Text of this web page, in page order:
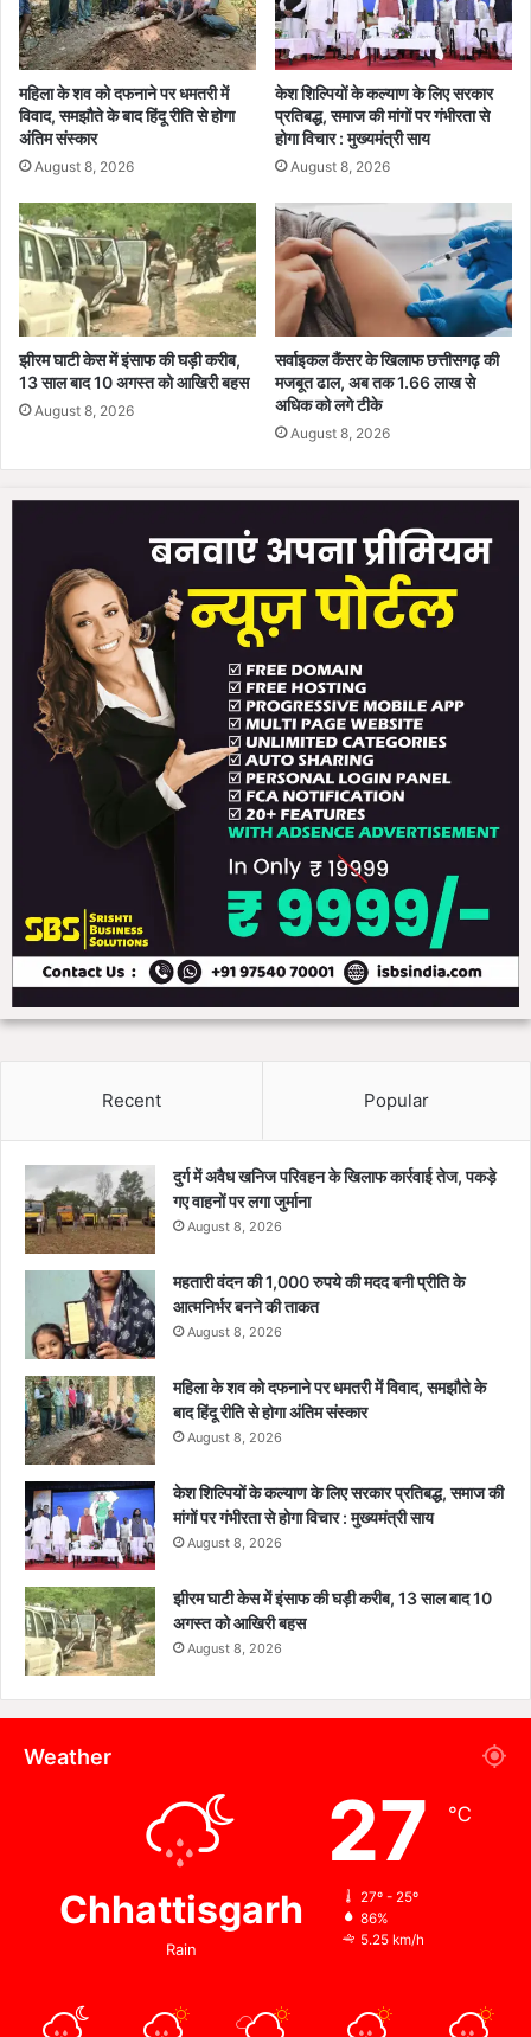
स्वा
ग
त
महिला के शव को दफनाने पर धमतरी में
विवाद, समझौते के बाद हिंदू रीति से होगा
अंतिम संस्कार
August 8, 2026
केश शिल्पियों के कल्याण के लिए सरकार
प्रतिबद्ध, समाज की मांगों पर गंभीरता से
होगा विचार : मुख्यमंत्री साय
August 8, 2026
झीरम घाटी केस में इंसाफ की घड़ी करीब,
13 साल बाद 10 अगस्त को आखिरी बहस
August 8, 2026
सर्वाइकल कैंसर के खिलाफ छत्तीसगढ़ की
मजबूत ढाल, अब तक 1.66 लाख से
अधिक को लगे टीके
August 8, 2026
Recent Popular
दुर्ग में अवैध खनिज परिवहन के खिलाफ कार्रवाई तेज, पकड़े
गए वाहनों पर लगा जुर्माना
August 8, 2026
महतारी वंदन की 1,000 रुपये की मदद बनी प्रीति के
आत्मनिर्भर बनने की ताकत
August 8, 2026
महिला के शव को दफनाने पर धमतरी में विवाद, समझौते के
बाद हिंदू रीति से होगा अंतिम संस्कार
August 8, 2026
केश शिल्पियों के कल्याण के लिए सरकार प्रतिबद्ध, समाज की
मांगों पर गंभीरता से होगा विचार : मुख्यमंत्री साय
August 8, 2026
झीरम घाटी केस में इंसाफ की घड़ी करीब, 13 साल बाद 10
अगस्त को आखिरी बहस
August 8, 2026
Weather
Chhattisgarh
Rain
27 ℃
27º - 25º
86%
5.25 km/h